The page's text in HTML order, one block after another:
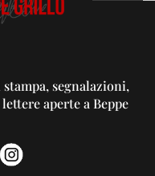
segnalazioni,
aperte a Beppe